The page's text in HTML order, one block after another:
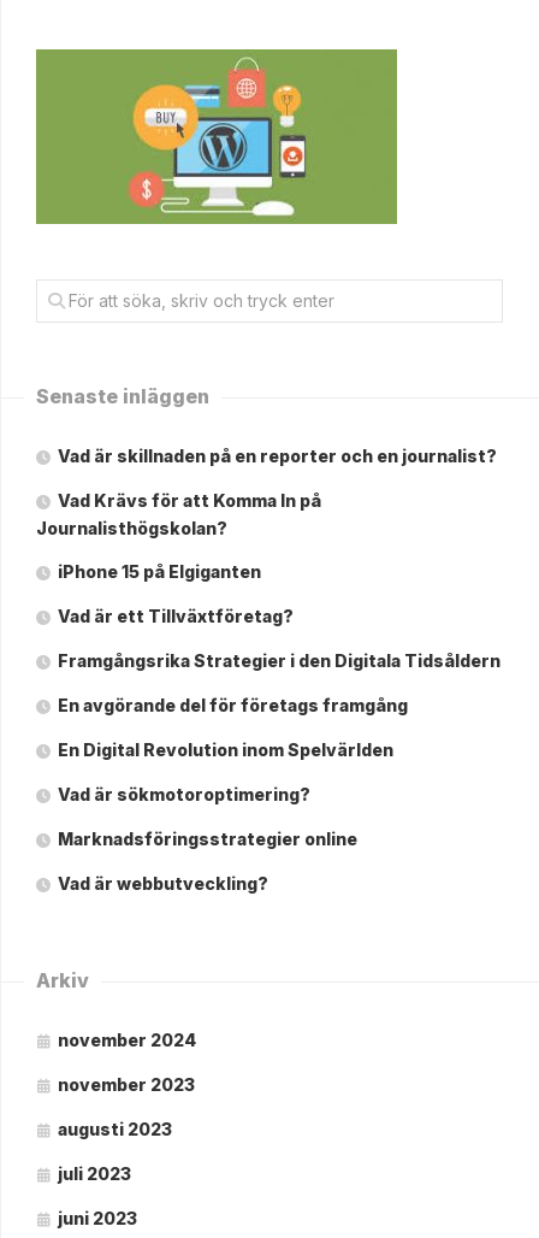
Senaste inläggen
Vad är skillnaden på en reporter och en journalist?
Vad Krävs för att Komma In på
Journalisthögskolan?
iPhone 15 på Elgiganten
Vad är ett Tillväxtföretag?
Framgångsrika Strategier i den Digitala Tidsåldern
En avgörande del för företags framgång
En Digital Revolution inom Spelvärlden
Vad är sökmotoroptimering?
Marknadsföringsstrategier online
Vad är webbutveckling?
Arkiv
november 2024
november 2023
augusti 2023
juli 2023
juni 2023